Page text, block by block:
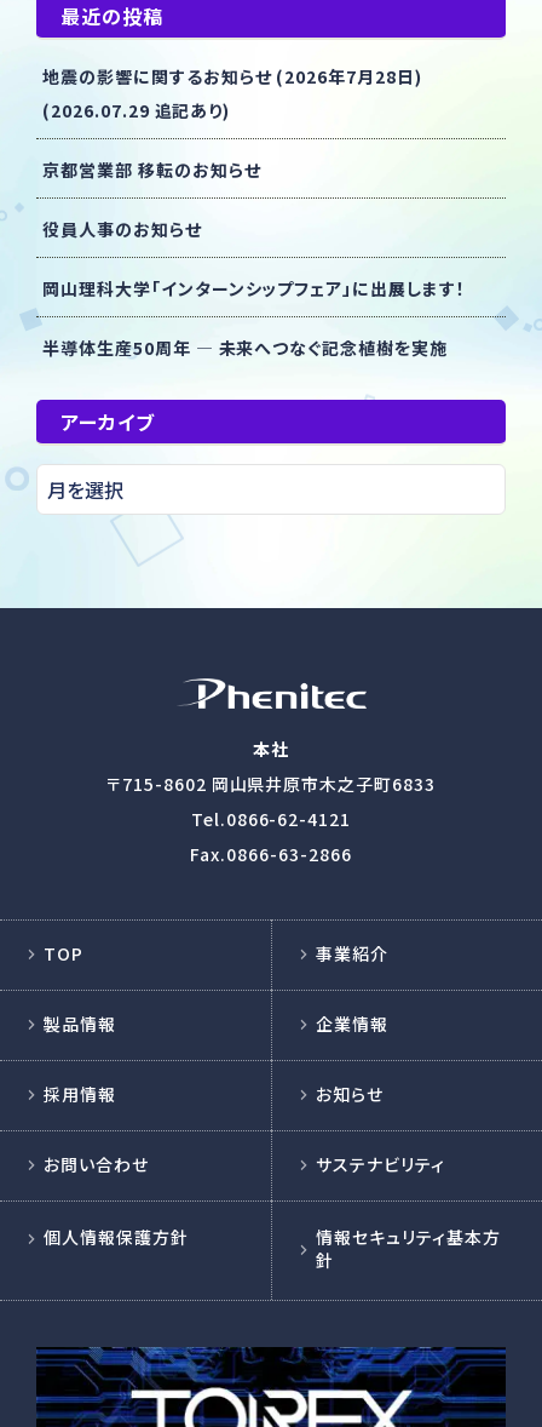
最近の投稿
地震の影響に関するお知らせ (2026年7月28日)
(2026.07.29 追記あり)
京都営業部 移転のお知らせ
役員人事のお知らせ
岡山理科大学「インターンシップフェア」に出展します！
半導体生産50周年 ― 未来へつなぐ記念植樹を実施
アーカイブ
本社
〒715-8602 岡山県井原市木之子町6833
Tel.0866-62-4121
Fax.0866-63-2866
TOP 事業紹介
製品情報 企業情報
採用情報 お知らせ
お問い合わせ サステナビリティ
個人情報保護方針
情報セキュリティ基本方
針